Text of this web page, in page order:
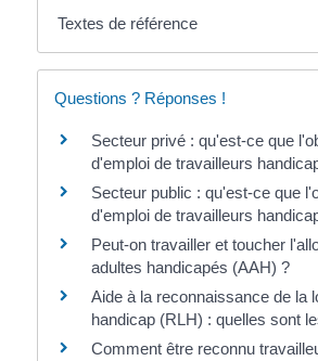
Textes de référence
Questions ? Réponses !
Secteur privé : qu'est-ce que
d'emploi de travailleurs
Secteur public : qu'est-ce que
d'emploi de travailleurs
Peut-on travailler et toucher
adultes handicapés (AAH) ?
Aide à la reconnaissance de la
handicap (RLH) : quelles sont
Comment être reconnu